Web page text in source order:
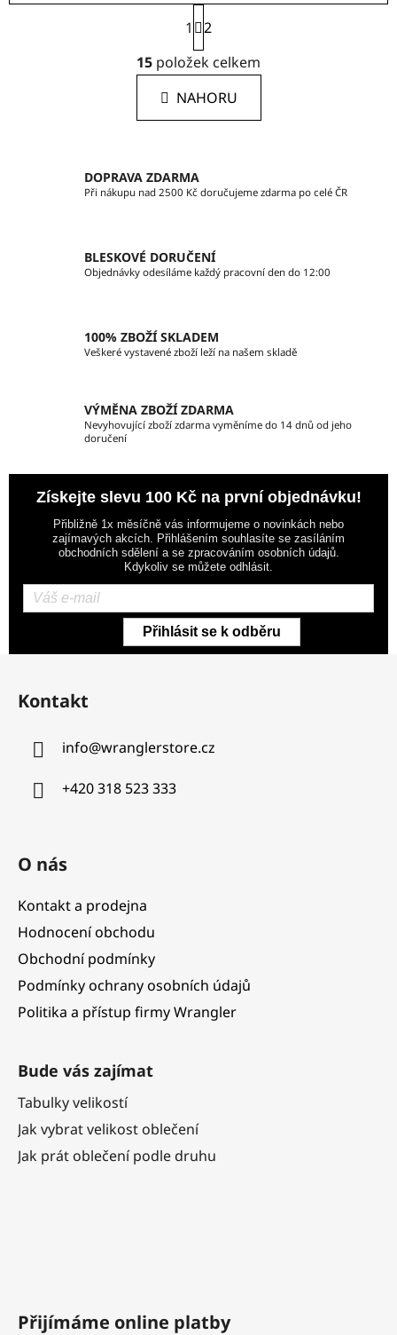
O
v
l
á
d
í
p
k
y
p
i
u
S
t
r
á
n
k
í
1
2
15 položek celkem
NAHORU
DOPRAVA ZDARMA
Při nákupu nad 2500 Kč doručujeme zdarma po celé ČR
BLESKOVÉ DORUČENÍ
Objednávky odesíláme každý pracovní den do 12:00
100% ZBOŽÍ SKLADEM
Veškeré vystavené zboží leží na našem skladě
VÝMĚNA ZBOŽÍ ZDARMA
Nevyhovující zboží zdarma vyměníme do 14 dnů od jeho
doručení
Získejte slevu 100 Kč na první objednávku!
Přibližně 1x měsíčně vás informujeme o novinkách nebo
zajímavých akcích. Přihlášením souhlasíte se zasíláním
obchodních sdělení a se zpracováním osobních údajů.
Kdykoliv se můžete odhlásit.
Přihlásit se k odběru
Kontakt
info@wranglerstore.cz
+420 318 523 333
O nás
Kontakt a prodejna
Hodnocení obchodu
Obchodní podmínky
Podmínky ochrany osobních údajů
Politika a přístup firmy Wrangler
Bude vás zajímat
Tabulky velikostí
Jak vybrat velikost oblečení
Jak prát oblečení podle druhu
Přijímáme online platby